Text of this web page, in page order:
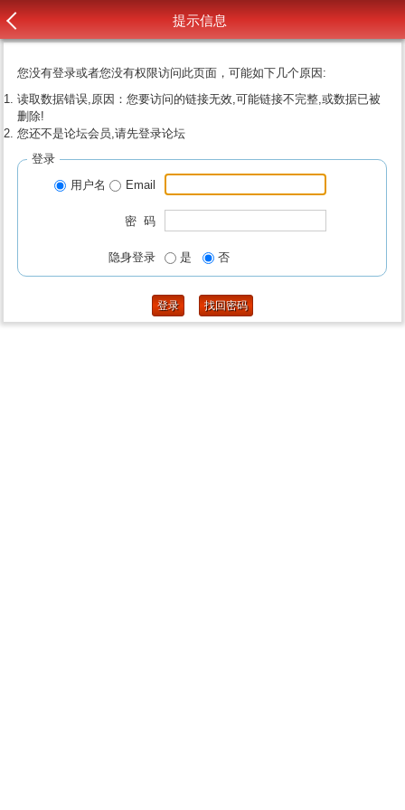
提示信息
您没有登录或者您没有权限访问此页面，可能如下几个原因:
读取数据错误,原因：您要访问的链接无效,可能链接不完整,或数据已被
删除!
您还不是论坛会员,请先登录论坛
登录
用户名
Email
密 码
隐身登录 是 否